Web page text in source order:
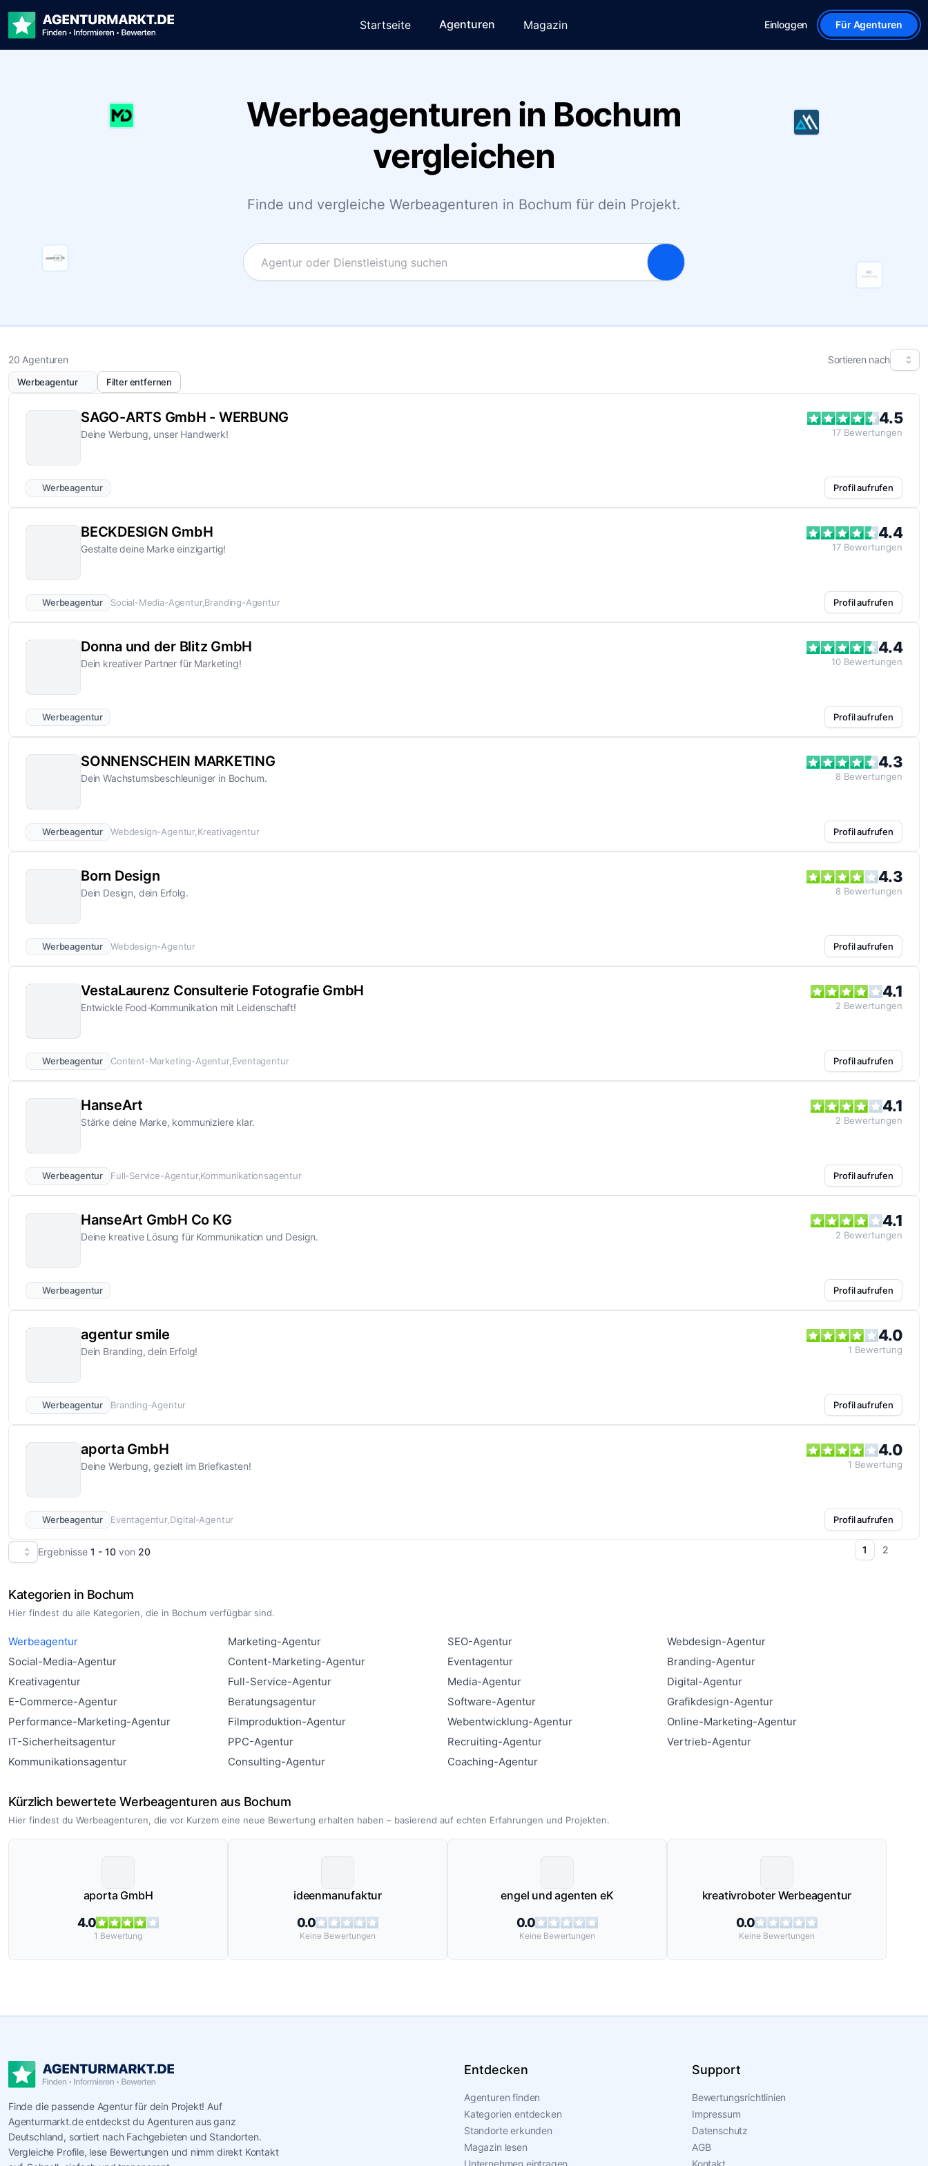
Startseite Agenturen Magazin Einloggen Für Agenturen
Werbeagenturen in Bochum
vergleichen
Finde und vergleiche Werbeagenturen in Bochum für dein Projekt.
20 Agenturen Sortieren nach
Werbeagentur Filter entfernen
SAGO-ARTS GmbH - WERBUNG
Deine Werbung, unser Handwerk!
4.5
17 Bewertungen
Werbeagentur Profil aufrufen
BECKDESIGN GmbH
Gestalte deine Marke einzigartig!
4.4
17 Bewertungen
Werbeagentur Social-Media-Agentur Branding-Agentur Profil aufrufen
Donna und der Blitz GmbH
Dein kreativer Partner für Marketing!
4.4
10 Bewertungen
Werbeagentur Profil aufrufen
SONNENSCHEIN MARKETING
Dein Wachstumsbeschleuniger in Bochum.
4.3
8 Bewertungen
Werbeagentur Webdesign-Agentur Kreativagentur Profil aufrufen
Born Design
Dein Design, dein Erfolg.
4.3
8 Bewertungen
Werbeagentur Webdesign-Agentur Profil aufrufen
VestaLaurenz Consulterie Fotografie GmbH
Entwickle Food-Kommunikation mit Leidenschaft!
4.1
2 Bewertungen
Werbeagentur Content-Marketing-Agentur Eventagentur Profil aufrufen
HanseArt
Stärke deine Marke, kommuniziere klar.
4.1
2 Bewertungen
Werbeagentur Full-Service-Agentur Kommunikationsagentur Profil aufrufen
HanseArt GmbH Co KG
Deine kreative Lösung für Kommunikation und Design.
4.1
2 Bewertungen
Werbeagentur Profil aufrufen
agentur smile
Dein Branding, dein Erfolg!
4.0
1 Bewertung
Werbeagentur Branding-Agentur Profil aufrufen
aporta GmbH
Deine Werbung, gezielt im Briefkasten!
4.0
1 Bewertung
Werbeagentur Eventagentur Digital-Agentur Profil aufrufen
Ergebnisse 1 - 10 von 20 1 2
Kategorien in Bochum
Hier findest du alle Kategorien, die in Bochum verfügbar sind.
Werbeagentur Marketing-Agentur SEO-Agentur
Webdesign-Agentur
Social-Media-Agentur
Content-Marketing-Agentur Eventagentur
Branding-Agentur
Kreativagentur
Full-Service-Agentur Media-Agentur
Digital-Agentur
E-Commerce-Agentur
Beratungsagentur Software-Agentur
Grafikdesign-Agentur
Performance-Marketing-Agentur
Filmproduktion-Agentur Webentwicklung-Agentur
Online-Marketing-Agentur
IT-Sicherheitsagentur
PPC-Agentur Recruiting-Agentur
Vertrieb-Agentur
Kommunikationsagentur
Consulting-Agentur Coaching-Agentur
Kürzlich bewertete Werbeagenturen aus Bochum
Hier findest du Werbeagenturen, die vor Kurzem eine neue Bewertung erhalten haben – basierend auf echten Erfahrungen und Projekten.
aporta GmbH
4.0
1 Bewertung
ideenmanufaktur
0.0
Keine Bewertungen
engel und agenten eK
0.0
Keine Bewertungen
kreativroboter Werbeagentur
0.0
Keine Bewertungen
Finde die passende Agentur für dein Projekt! Auf
Agenturmarkt.de entdeckst du Agenturen aus ganz
Deutschland, sortiert nach Fachgebieten und Standorten.
Vergleiche Profile, lese Bewertungen und nimm direkt Kontakt
Entdecken
Agenturen finden
Kategorien entdecken
Standorte erkunden
Magazin lesen
Unternehmen eintragen
Support
Bewertungsrichtlinien
Impressum
Datenschutz
AGB
Kontakt